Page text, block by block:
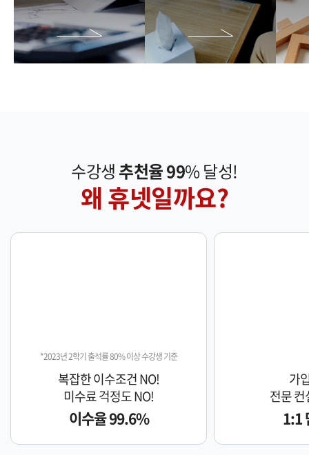
수강생추천율 99% 달성!
왜 휴넷일까요?
*2023년 2학기 출석률 80% 이상 수강생 기준
복잡한 이수조건 NO!
미수료 걱정도 NO!
이수율 99.6%
가
전문
1:1